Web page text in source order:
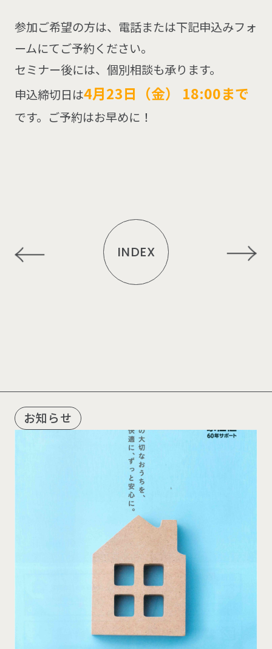
参加ご希望の方は、電話または下記申込みフォ
ームにてご予約ください。
セミナー後には、個別相談も承ります。
申込締切日は4月23日（金） 18:00まで
です。ご予約はお早めに！
INDEX
お知らせ